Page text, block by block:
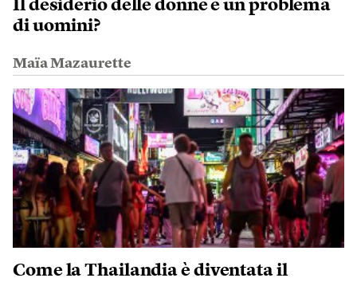
Il desiderio delle donne è un problema
di uomini?
Maïa Mazaurette
Come la Thailandia è diventata il